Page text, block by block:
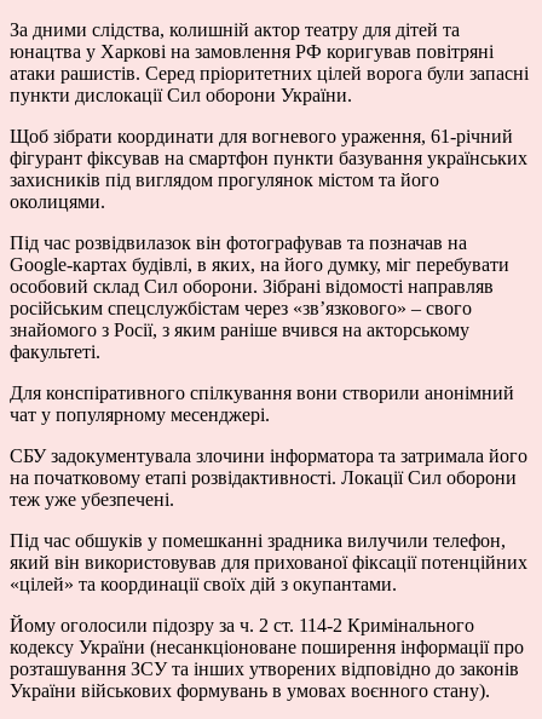
За дними слідства, колишній актор театру для дітей та
юнацтва у Харкові на замовлення РФ коригував повітряні
атаки рашистів. Серед пріоритетних цілей ворога були запасні
пункти дислокації Сил оборони України.
Щоб зібрати координати для вогневого ураження, 61-річний
фігурант фіксував на смартфон пункти базування українських
захисників під виглядом прогулянок містом та його
околицями.
Під час розвідвилазок він фотографував та позначав на
Google-картах будівлі, в яких, на його думку, міг перебувати
особовий склад Сил оборони. Зібрані відомості направляв
російським спецслужбістам через «зв’язкового» – свого
знайомого з Росії, з яким раніше вчився на акторському
факультеті.
Для конспіративного спілкування вони створили анонімний
чат у популярному месенджері.
СБУ задокументувала злочини інформатора та затримала його
на початковому етапі розвідактивності. Локації Сил оборони
теж уже убезпечені.
Під час обшуків у помешканні зрадника вилучили телефон,
який він використовував для прихованої фіксації потенційних
«цілей» та координації своїх дій з окупантами.
Йому оголосили підозру за ч. 2 ст. 114-2 Кримінального
кодексу України (несанкціоноване поширення інформації про
розташування ЗСУ та інших утворених відповідно до законів
України військових формувань в умовах воєнного стану).